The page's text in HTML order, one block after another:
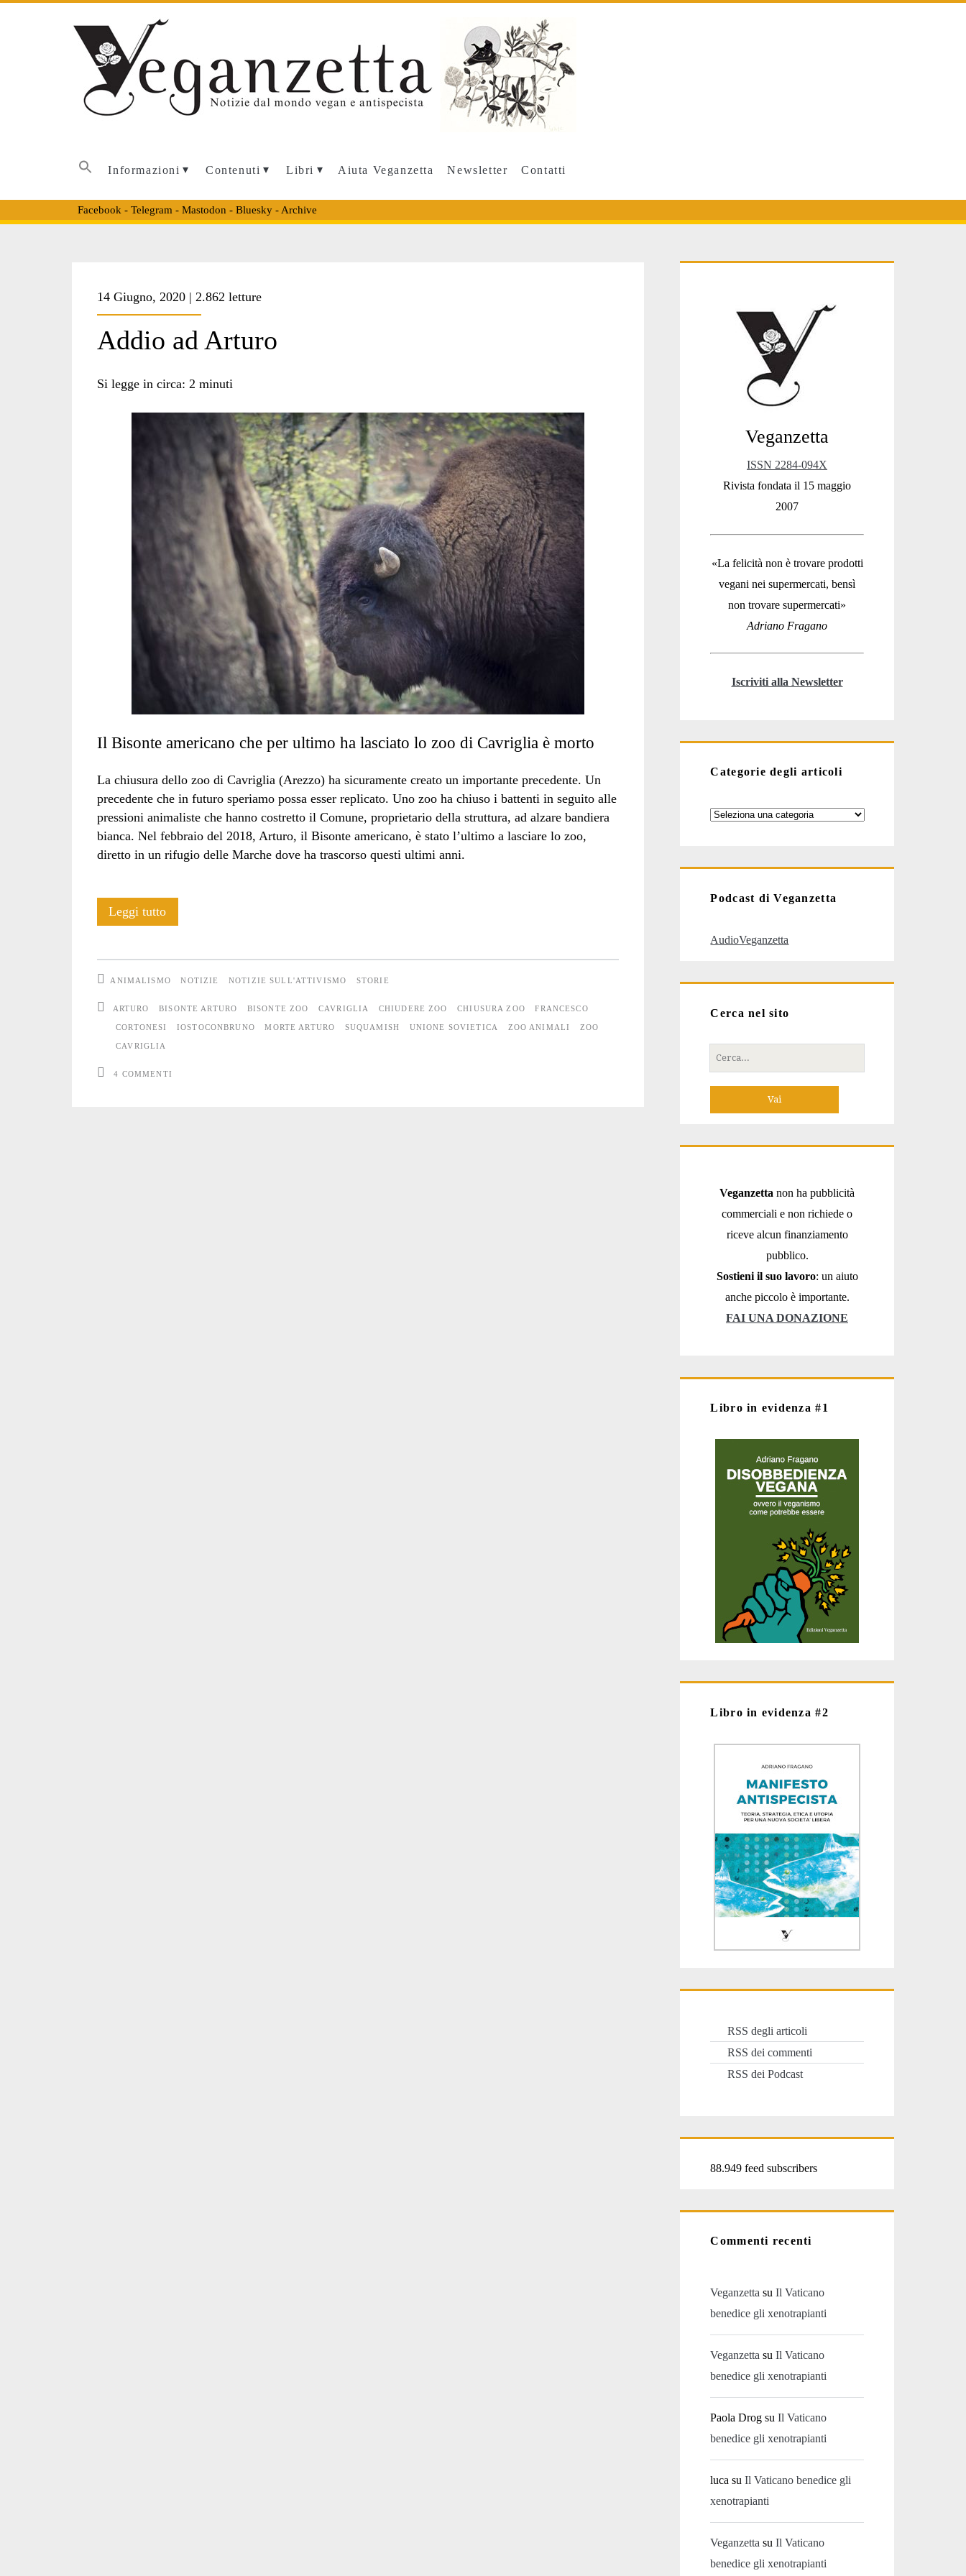
Informazioni Contenuti Libri Aiuta Veganzetta Newsletter Contatti
Facebook - Telegram - Mastodon - Bluesky- Archive
<span>chiudere
zoo</span>
14 Giugno, 2020 | 2.862 letture
Addio ad Arturo
Si legge in circa: 2 minuti
Il Bisonte americano che per ultimo ha lasciato lo zoo di Cavriglia è morto
La chiusura dello zoo di Cavriglia (Arezzo) ha sicuramente creato un importante precedente. Un
precedente che in futuro speriamo possa esser replicato. Uno zoo ha chiuso i battenti in seguito alle
pressioni animaliste che hanno costretto il Comune, proprietario della struttura, ad alzare bandiera
bianca. Nel febbraio del 2018, Arturo, il Bisonte americano, è stato l’ultimo a lasciare lo zoo,
diretto in un rifugio delle Marche dove ha trascorso questi ultimi anni.
Leggi tuttoAddio
ANIMALISMO NOTIZIE NOTIZIE SULL'ATTIVISMO STORIE
ARTURO BISONTE ARTURO BISONTE ZOO CAVRIGLIA CHIUDERE ZOO CHIUSURA ZOO FRANCESCO
CORTONESI IOSTOCONBRUNO MORTE ARTURO SUQUAMISH UNIONE SOVIETICA ZOO ANIMALI ZOO
CAVRIGLIA
4 COMMENTI
Sidebar
Veganzetta
ISSN 2284-094X
Rivista fondata il 15 maggio
2007
«La felicità non è trovare prodotti
vegani nei supermercati, bensì
non trovare supermercati»
Adriano Fragano
Iscriviti alla Newsletter
Categorie degli articoli
Categorie
Podcast di Veganzetta
AudioVeganzetta
Cerca nel sito
Cerca
per:
Veganzetta non ha pubblicità
commerciali e non richiede o
riceve alcun finanziamento
pubblico.
Sostieni il suo lavoro: un aiuto
anche piccolo è importante.
FAI UNA DONAZIONE
Libro in evidenza #1
Libro in evidenza #2
RSS degli articoli
RSS dei commenti
RSS dei Podcast
88.949 feed subscribers
Commenti recenti
Veganzetta suIl Vaticano
benedice gli xenotrapianti
Veganzetta suIl Vaticano
benedice gli xenotrapianti
Paola Drog suIl Vaticano
benedice gli xenotrapianti
luca suIl Vaticano benedice gli
xenotrapianti
Veganzetta suIl Vaticano
benedice gli xenotrapianti